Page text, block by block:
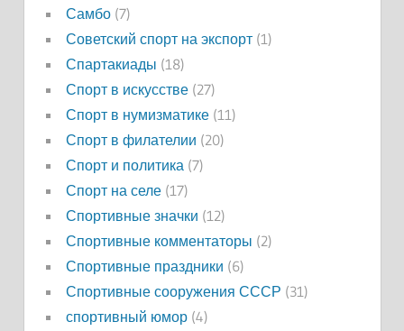
Самбо(7)
Советский спорт на экспорт(1)
Спартакиады (18)
Спорт в искусстве(27)
Спорт в нумизматике(11)
Спорт в филателии (20)
Спорт и политика (7)
Спорт на селе(17)
Спортивные значки (12)
Спортивные комментаторы (2)
Спортивные праздники (6)
Спортивные сооружения СССР (31)
спортивный юмор(4)